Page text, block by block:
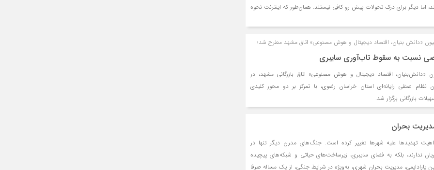
اما دیگر برای درک تحولات پیش رو کافی نیستند. همان‌طور که اینترنت نحوه
بلکه تغییر در شیوه تولید اعتماد، تصمیم‌گیری و تخصیص سرمایه است.
«دانش بنیان، اقتصاد دیجیتال و هوش مصنوعی» اتاق مشهد مطرح شد؛
نسبت به سقوط تاب‌آوری سایبری
«دانش‌بنیان، اقتصاد دیجیتال و هوش مصنوعی» اتاق بازرگانی مشهد، در
صنفی رایانه‌ای استان خراسان رضوی، با تمرکز بر دو محور کلیدی
بازرگانی برگزار شد.
بحران
تهدیدها علیه شهرها تغییر کرده است. جنگ‌های مدرن دیگر تنها در
ندارند، بلکه به فضای سایبری، زیرساخت‌های حیاتی و شبکه‌های پیچیده
پارادایمی، مدیریت بحران شهری، به‌ویژه در شرایط جنگی، از یک مساله صرفا